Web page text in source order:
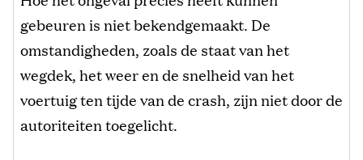
gebeuren is niet bekendgemaakt. De
omstandigheden, zoals de staat van het
wegdek, het weer en de snelheid van het
voertuig ten tijde van de crash, zijn niet door de
autoriteiten toegelicht.